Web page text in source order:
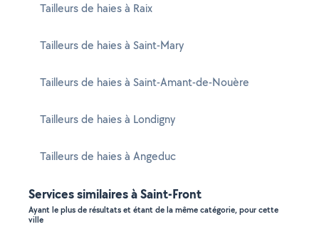
Tailleurs de haies à Raix
Tailleurs de haies à Saint-Mary
Tailleurs de haies à Saint-Amant-de-Nouère
Tailleurs de haies à Londigny
Tailleurs de haies à Angeduc
Services similaires à Saint-Front
Ayant le plus de résultats et étant de la même catégorie, pour cette
ville